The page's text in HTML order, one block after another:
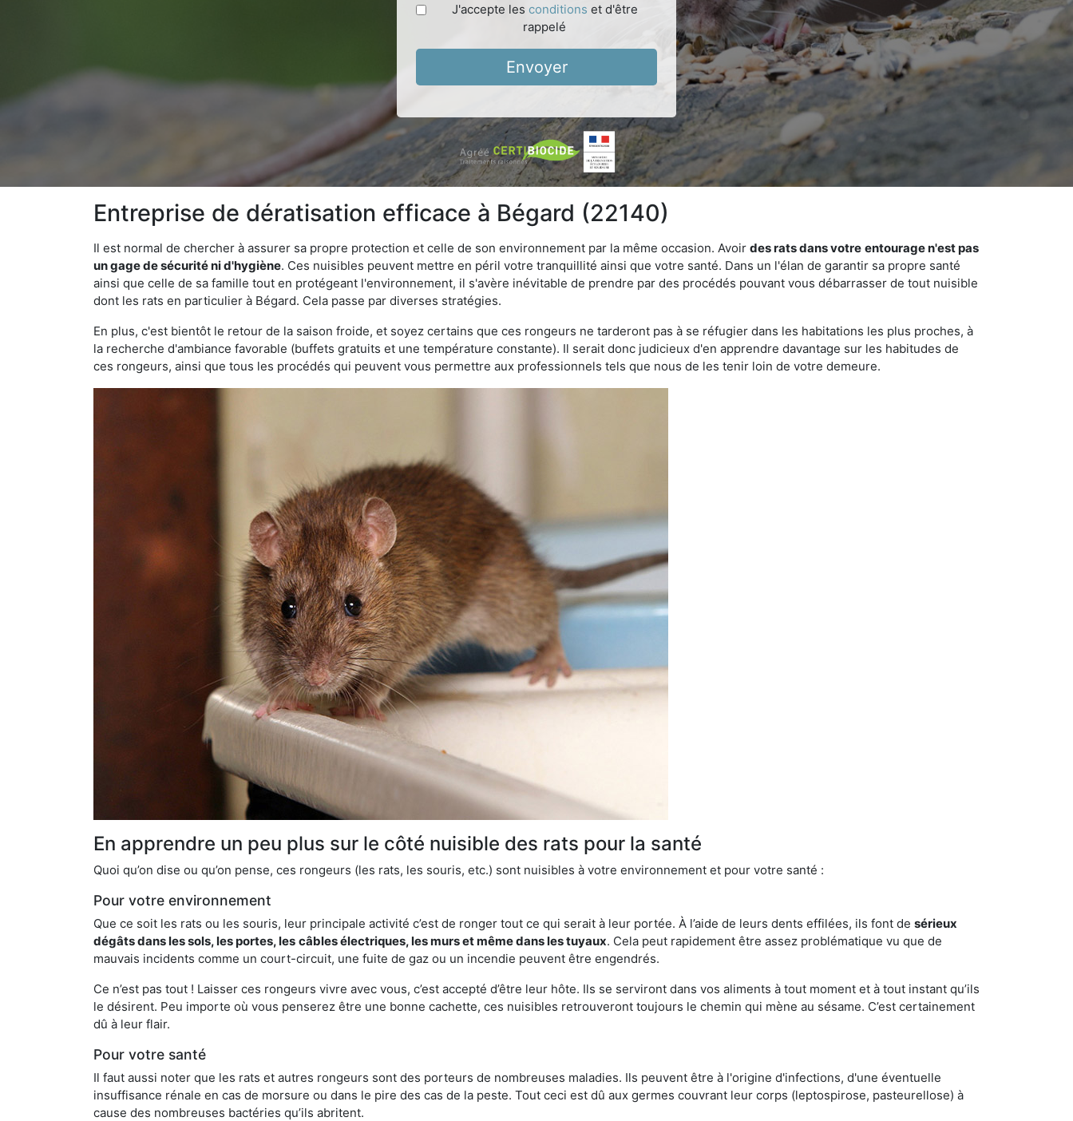
J'accepte les conditions et d'être
rappelé
Envoyer
Entreprise de dératisation efficace à Bégard (22140)
Il est normal de chercher à assurer sa propre protection et celle de son environnement par la même occasion. Avoir des rats dans votre entourage n'est pas
un gage de sécurité ni d'hygiène. Ces nuisibles peuvent mettre en péril votre tranquillité ainsi que votre santé. Dans un l'élan de garantir sa propre santé
ainsi que celle de sa famille tout en protégeant l'environnement, il s'avère inévitable de prendre par des procédés pouvant vous débarrasser de tout nuisible
dont les rats en particulier à Bégard. Cela passe par diverses stratégies.
En plus, c'est bientôt le retour de la saison froide, et soyez certains que ces rongeurs ne tarderont pas à se réfugier dans les habitations les plus proches, à
la recherche d'ambiance favorable (buffets gratuits et une température constante). Il serait donc judicieux d'en apprendre davantage sur les habitudes de
ces rongeurs, ainsi que tous les procédés qui peuvent vous permettre aux professionnels tels que nous de les tenir loin de votre demeure.
En apprendre un peu plus sur le côté nuisible des rats pour la santé
Quoi qu’on dise ou qu’on pense, ces rongeurs (les rats, les souris, etc.) sont nuisibles à votre environnement et pour votre santé :
Pour votre environnement
Que ce soit les rats ou les souris, leur principale activité c’est de ronger tout ce qui serait à leur portée. À l’aide de leurs dents effilées, ils font de sérieux
dégâts dans les sols, les portes, les câbles électriques, les murs et même dans les tuyaux. Cela peut rapidement être assez problématique vu que de
mauvais incidents comme un court-circuit, une fuite de gaz ou un incendie peuvent être engendrés.
Ce n’est pas tout ! Laisser ces rongeurs vivre avec vous, c’est accepté d’être leur hôte. Ils se serviront dans vos aliments à tout moment et à tout instant qu’ils
le désirent. Peu importe où vous penserez être une bonne cachette, ces nuisibles retrouveront toujours le chemin qui mène au sésame. C’est certainement
dû à leur flair.
Pour votre santé
Il faut aussi noter que les rats et autres rongeurs sont des porteurs de nombreuses maladies. Ils peuvent être à l'origine d'infections, d'une éventuelle
insuffisance rénale en cas de morsure ou dans le pire des cas de la peste. Tout ceci est dû aux germes couvrant leur corps (leptospirose, pasteurellose) à
cause des nombreuses bactéries qu’ils abritent.